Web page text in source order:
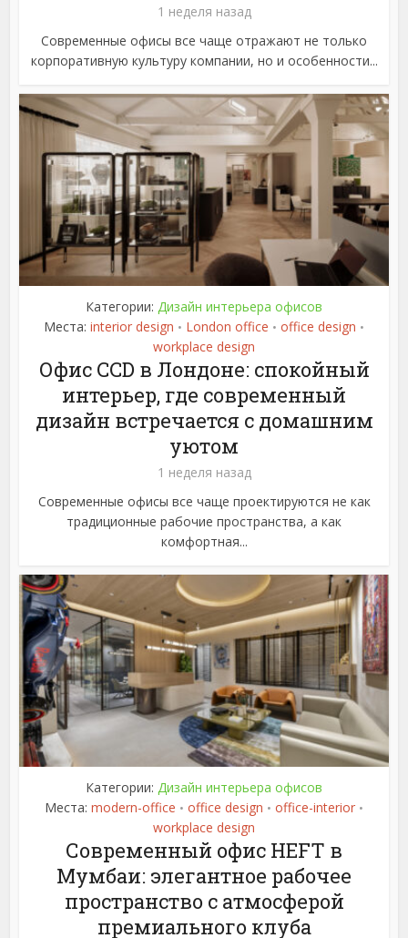
1 неделя назад
Современные офисы все чаще отражают не только
корпоративную культуру компании, но и особенности...
Категории: Дизайн интерьера офисов
Места: interior design • London office • office design •
workplace design
Офис CCD в Лондоне: спокойный
интерьер, где современный
дизайн встречается с домашним
уютом
1 неделя назад
Современные офисы все чаще проектируются не как
традиционные рабочие пространства, а как
комфортная...
Категории: Дизайн интерьера офисов
Места: modern-office • office design • office-interior •
workplace design
Современный офис HEFT в
Мумбаи: элегантное рабочее
пространство с атмосферой
премиального клуба